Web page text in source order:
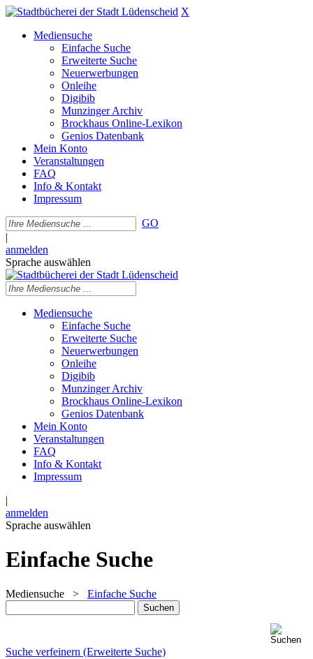
X
Mediensuche
Einfache Suche
Erweiterte Suche
Neuerwerbungen
Onleihe
Digibib
Munzinger Archiv
Brockhaus Online-Lexikon
Genios Datenbank
Mein Konto
Veranstaltungen
FAQ
Info & Kontakt
Impressum
GO
|
anmelden
Sprache auswählen
Mediensuche
Einfache Suche
Erweiterte Suche
Neuerwerbungen
Onleihe
Digibib
Munzinger Archiv
Brockhaus Online-Lexikon
Genios Datenbank
Mein Konto
Veranstaltungen
FAQ
Info & Kontakt
Impressum
|
anmelden
Sprache auswählen
Einfache Suche
Mediensuche > Einfache Suche
Suche verfeinern (Erweiterte Suche)